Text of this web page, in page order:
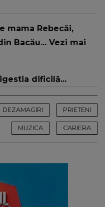
mama Rebecăi,
Bacău... Vezi mai
dificilă...
DEZAMAGIRI PRIETENI
MUZICA CARIERA